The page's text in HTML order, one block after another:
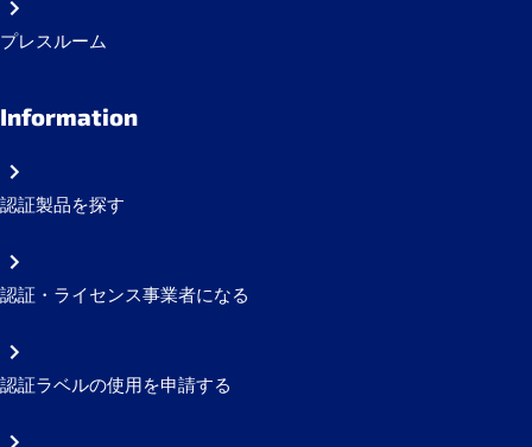
プレスルーム
Information
認証製品を探す
認証・ライセンス事業者になる
認証ラベルの使用を申請する